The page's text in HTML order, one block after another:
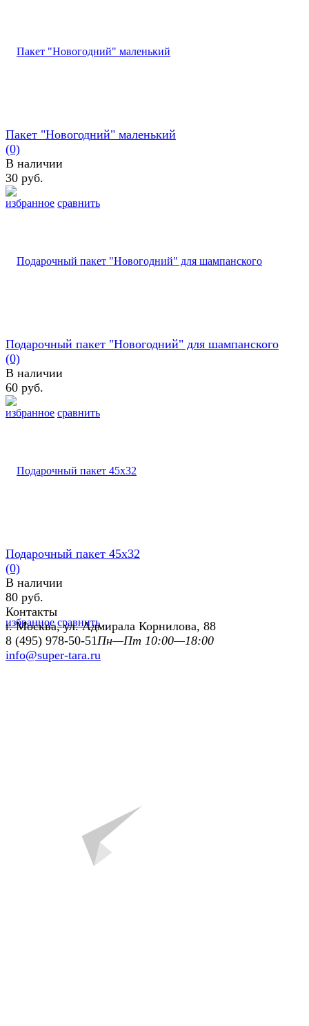
избранное сравнить
Пакет "Новогодний" маленький
(0)
В наличии
30 руб.
избранное сравнить
Подарочный пакет "Новогодний" для шампанского
(0)
В наличии
60 руб.
избранное сравнить
Подарочный пакет 45х32
(0)
В наличии
80 руб.
Контакты
г. Москва, ул. Адмирала Корнилова, 88
8 (495) 978-50-51 Пн—Пт 10:00—18:00
info@super-tara.ru